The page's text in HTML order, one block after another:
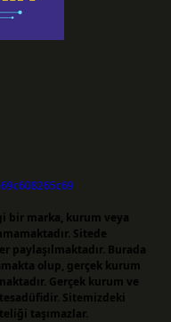
bir marka, kurum veya
Sitede
paylaşılmaktadır. Burada
olup, gerçek kurum
Gerçek kurum ve
Sitemizdeki
taşımazlar.